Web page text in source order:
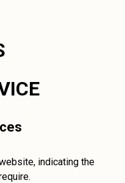
indicating the